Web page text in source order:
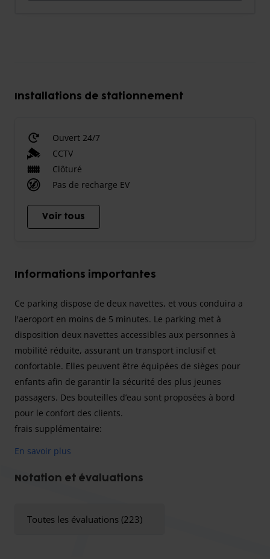
Installations de stationnement
Ouvert 24/7
CCTV
Clôturé
Pas de recharge EV
Voir tous
Informations importantes
Ce parking dispose de deux navettes, et vous conduira a
l'aeroport en moins de 5 minutes. Le parking met à
disposition deux navettes accessibles aux personnes à
mobilité réduite, assurant un transport inclusif et
confortable. Elles peuvent être équipées de sièges pour
enfants afin de garantir la sécurité des plus jeunes
passagers. Des bouteilles d’eau sont proposées à bord
pour le confort des clients.
frais supplémentaire:
accueille 7j/7.
En savoir plus
Notation et évaluations
Toutes les évaluations (223)